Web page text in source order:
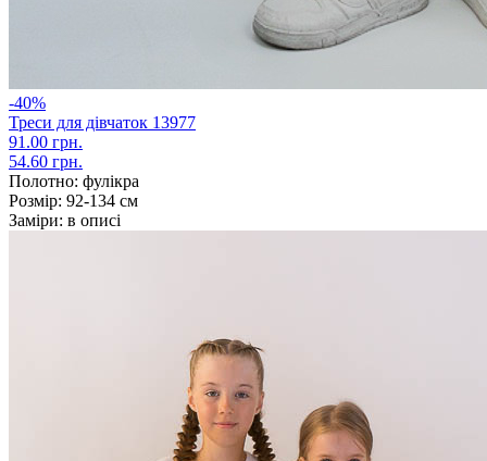
-40%
Треси для дівчаток 13977
91.00 грн.
54.60 грн.
Полотно: фулікра
Розмір: 92-134 см
Заміри: в описі